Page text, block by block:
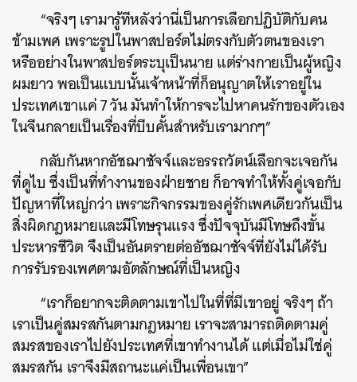
“จริงๆ เรามารู้ทีหลังว่านี่เป็นการเลือกปฏิบัติกับคน
ข้ามเพศ เพราะรูปในพาสปอร์ตไม่ตรงกับตัวตนของเรา
หรืออย่างในพาสปอร์ตระบุเป็นนาย แต่ร่างกายเป็นผู้หญิง
ผมยาว พอเป็นแบบนั้นเจ้าหน้าที่ก็อนุญาตให้เราอยู่ใน
ประเทศเขาแค่ 7 วัน มันทำให้การจะไปหาคนรักของตัวเอง
ในจีนกลายเป็นเรื่องที่บีบคั้นสำหรับเรามากๆ”
กลับกันหากอัชฌาชัจจ์และอรรถวัตน์เลือกจะเจอกัน
ที่ดูไบ ซึ่งเป็นที่ทำงานของฝ่ายชาย ก็อาจทำให้ทั้งคู่เจอกับ
ปัญหาที่ใหญ่กว่า เพราะกิจกรรมของคู่รักเพศเดียวกันเป็น
สิ่งผิดกฎหมายและมีโทษรุนแรง ซึ่งปัจจุบันมีโทษถึงขั้น
ประหารชีวิต จึงเป็นอันตรายต่ออัชฌาชัจจ์ที่ยังไม่ได้รับ
การรับรองเพศตามอัตลักษณ์ที่เป็นหญิง
“เราก็อยากจะติดตามเขาไปในที่ที่มีเขาอยู่ จริงๆ ถ้า
เราเป็นคู่สมรสกันตามกฎหมาย เราจะสามารถติดตามคู่
สมรสของเราไปยังประเทศที่เขาทำงานได้ แต่เมื่อไม่ใช่คู่
สมรสกัน เราจึงมีสถานะแค่เป็นเพื่อนเขา”